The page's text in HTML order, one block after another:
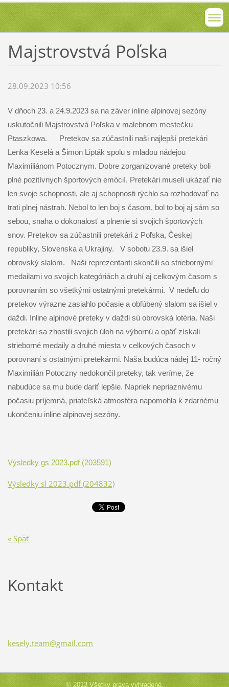
Majstrovstvá Poľska
28.09.2023 10:56
V dňoch 23. a 24.9.2023 sa na záver inline alpinovej sezóny
uskutočnili Majstrovstvá Poľska v malebnom mestečku
Ptaszkowa.
Pretekov sa zúčastnili naši najlepší pretekári
Lenka Keselá a Šimon Lipták spolu s mladou nádejou
Maximiliánom Potocznym. Dobre zorganizované preteky boli
plné pozitívnych športových emócií. Pretekári museli ukázať nie
len svoje schopnosti, ale aj schopnosti rýchlo sa rozhodovať na
trati plnej nástrah. Nebol to len boj s časom, bol to boj aj sám so
sebou, snaha o dokonalosť a plnenie si svojich športových
snov. Pretekov sa zúčastnili pretekári z Poľska, Českej
republiky, Slovenska a Ukrajiny. V sobotu 23.9. sa išiel
obrovský slalom.
Naši reprezentanti skončili so striebornými
medailami vo svojich kategóriách a druhí aj celkovým časom s
porovnaním so všetkými ostatnými pretekármi. V nedeľu do
pretekov výrazne zasiahlo počasie a obľúbený slalom sa išiel v
daždi. Inline alpinové preteky v daždi sú obrovská lotéria. Naši
pretekári sa zhostili svojich úloh na výbornú a opäť získali
strieborné medaily a druhé miesta v celkových časoch v
porovnaní s ostatnými pretekármi. Naša budúca nádej 11- ročný
Maximilián Potoczny nedokončil preteky, tak veríme, že
nabudúce sa mu bude dariť lepšie. Napriek nepriaznivému
počasiu príjemná, priateľská atmosféra napomohla k zdarnému
ukončeniu inline alpinovej sezóny.
Výsledky gs 2023.pdf (203591)
Výsledky sl 2023.pdf (204832)
« Späť
Kontakt
kesely.team@gmail.com
© 2013 Všetky práva vyhradené.